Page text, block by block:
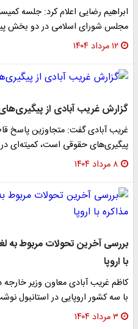
ابراهیم رضایی اعلام کرد: جلسه
مجلس شورای اسلامی در دو بخش
۱۲ مرداد ۱۴۰۴
گزارش غریب آبادی از
غریب آبادی گفت: متجاوزین پاسخ
پیگیری‌های حقوقی است، کمیته‌ای
۸ مرداد ۱۴۰۴
بررسی آخرین تحولات مربوط به
با اروپا
کاظم غریب آبادی معاون وزیر
با سه کشور اروپایی در استانبول
۳ مرداد ۱۴۰۴